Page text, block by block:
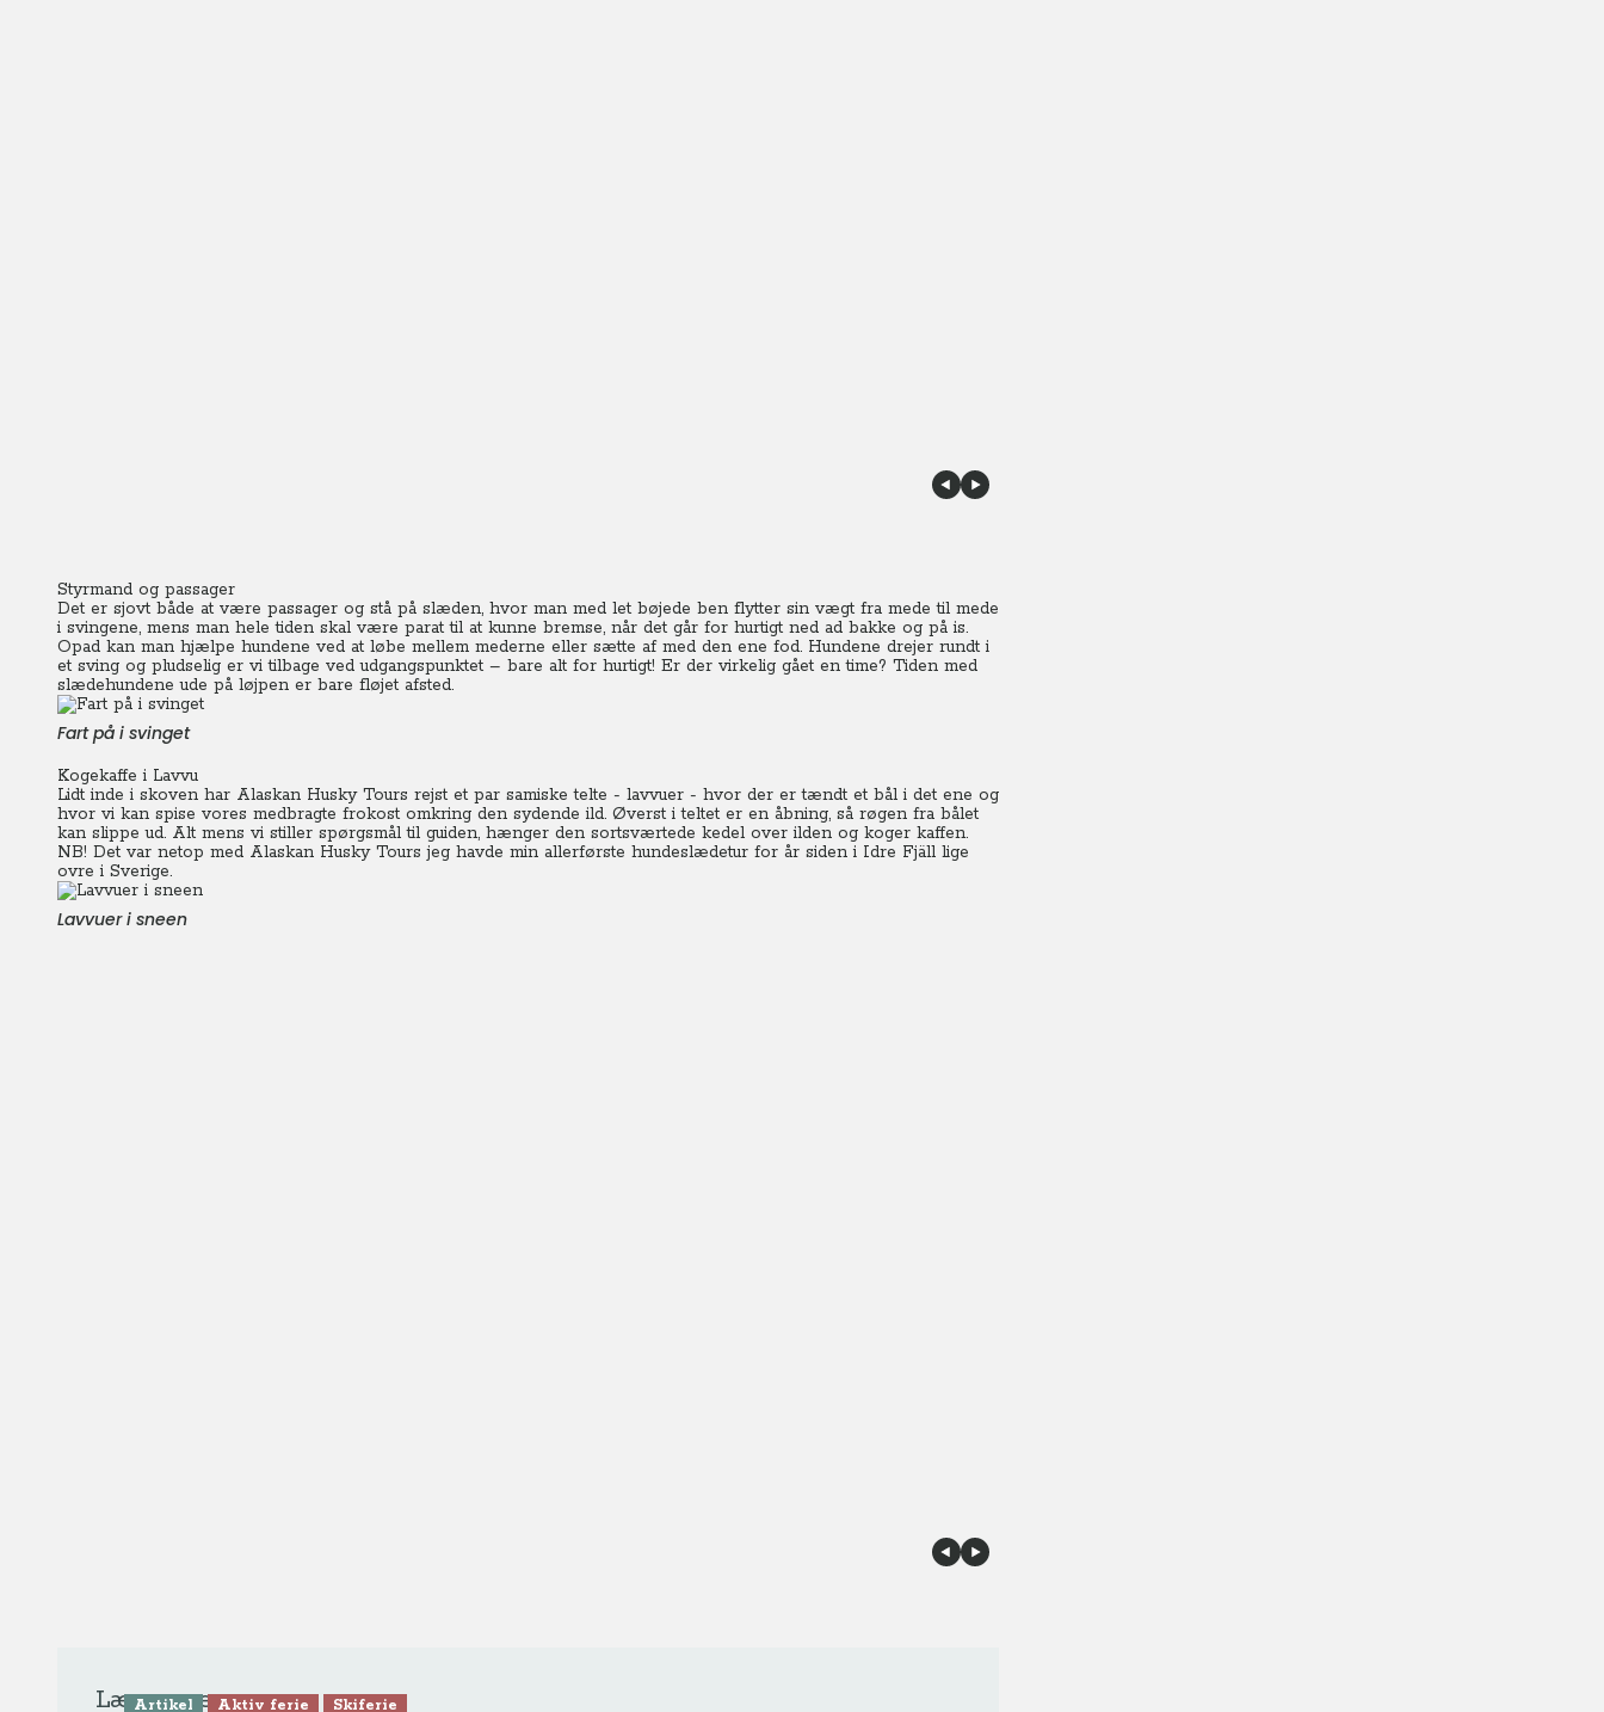
Styrmand og passager
Det er sjovt både at være passager og stå på slæden, hvor man med let bøjede ben flytter sin vægt fra mede til mede
i svingene, mens man hele tiden skal være parat til at kunne bremse, når det går for hurtigt ned ad bakke og på is.
Opad kan man hjælpe hundene ved at løbe mellem mederne eller sætte af med den ene fod. Hundene drejer rundt i
et sving og pludselig er vi tilbage ved udgangspunktet – bare alt for hurtigt! Er der virkelig gået en time? Tiden med
slædehundene ude på løjpen er bare fløjet afsted.
Fart på i svinget
Kogekaffe i Lavvu
Lidt inde i skoven har Alaskan Husky Tours rejst et par samiske telte - lavvuer - hvor der er tændt et bål i det ene og
hvor vi kan spise vores medbragte frokost omkring den sydende ild. Øverst i teltet er en åbning, så røgen fra bålet
kan slippe ud. Alt mens vi stiller spørgsmål til guiden, hænger den sortsværtede kedel over ilden og koger kaffen.
NB! Det var netop med Alaskan Husky Tours jeg havde min allerførste hundeslædetur for år siden i Idre Fjäll lige
ovre i Sverige.
Lavvuer i sneen
Læs mere
Artikel Aktiv ferie Skiferie